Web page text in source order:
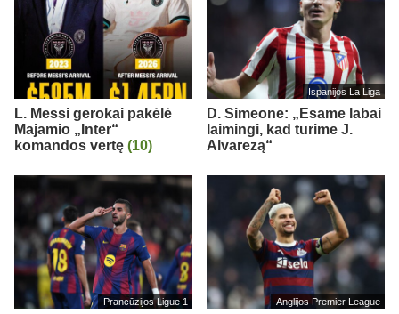
L. Messi gerokai pakėlė
Majamio „Inter“
komandos vertę (10)
Ispanijos La Liga
D. Simeone: „Esame labai
laimingi, kad turime J.
Alvarezą“
Prancūzijos Ligue 1 Anglijos Premier League